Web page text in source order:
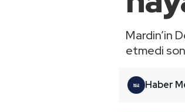
Mardin’in
etmedi
Haber